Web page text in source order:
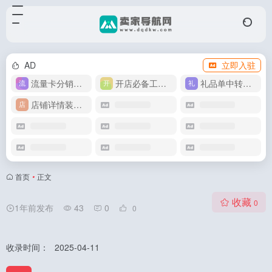
AD
立即入驻
流量卡分销代理
开店必备工具箱
礼品单中转同步单
店铺详情装修模版
首页 • 正文
1年前发布 43 0 0 收藏 0
收录时间： 2025-04-11